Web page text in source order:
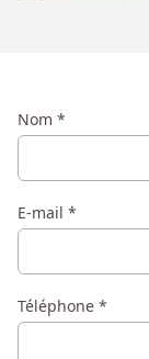
Nom *
E-mail *
Téléphone *